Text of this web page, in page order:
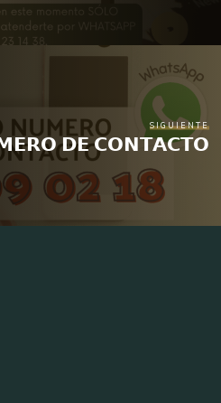
SIGUIENTE
𝗗𝗘 𝗖𝗢𝗡𝗧𝗔𝗖𝗧𝗢